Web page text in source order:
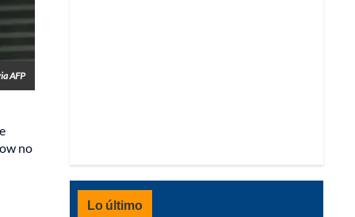
AFP
no
Lo último